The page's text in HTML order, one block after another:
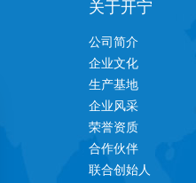
关于开宁
公司简介
企业文化
生产基地
企业风采
荣誉资质
合作伙伴
联合创始人